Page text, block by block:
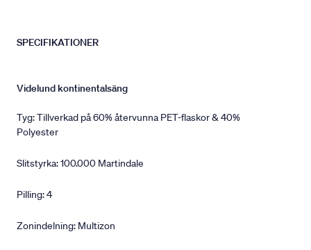
SPECIFIKATIONER
Videlund kontinentalsäng
Tyg: Tillverkad på 60% återvunna PET-flaskor & 40%
Polyester
Slitstyrka: 100.000 Martindale
Pilling: 4
Zonindelning: Multizon